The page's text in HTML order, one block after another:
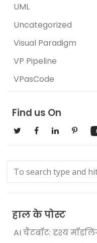
UML
Uncategorized
Visual Paradigm
VP Pipeline
VPasCode
Find us On
हाल के पोस्ट
AI चैटबॉट: दृश्य